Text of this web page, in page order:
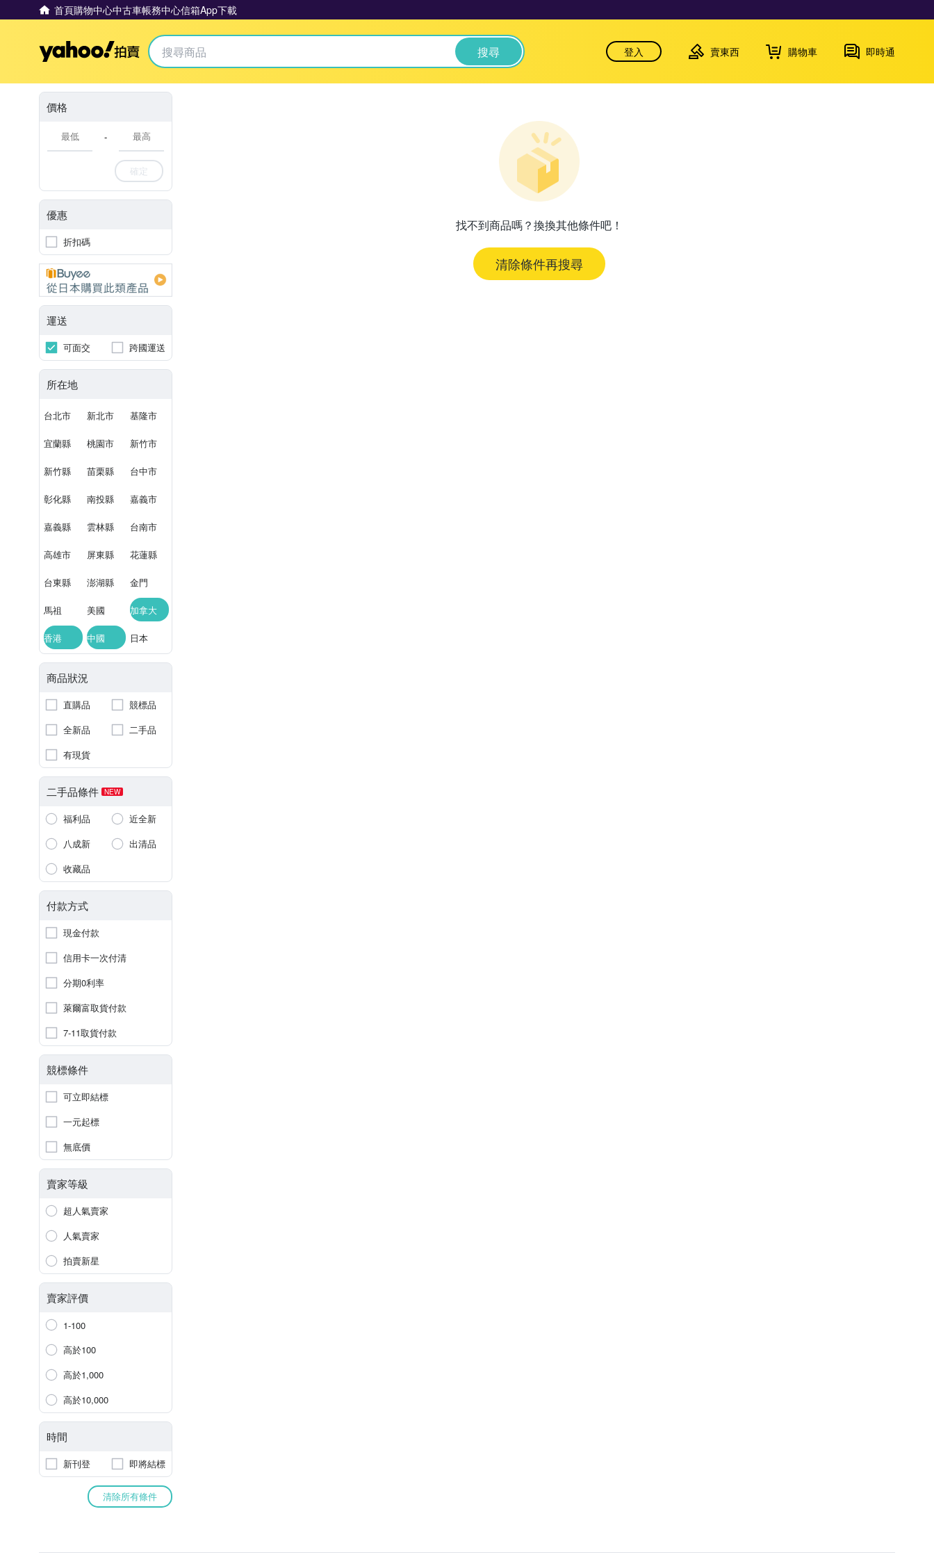
首頁購物中心中古車帳務中心信箱App下載
Yahoo拍賣 搜尋 登入 賣東西 購物車 即時通
價格
-
確定
優惠
折扣碼
運送
可面交 跨國運送
所在地
台北市 新北市 基隆市
宜蘭縣 桃園市 新竹市
新竹縣 苗栗縣 台中市
彰化縣 南投縣 嘉義市
嘉義縣 雲林縣 台南市
高雄市 屏東縣 花蓮縣
台東縣 澎湖縣 金門
馬祖 美國 加拿大
香港 中國 日本
商品狀況
直購品
競標品
全新品
二手品
有現貨
二手品條件 NEW
福利品
近全新
八成新
出清品
收藏品
付款方式
現金付款
信用卡一次付清
分期0利率
萊爾富取貨付款
7-11取貨付款
競標條件
可立即結標
一元起標
無底價
賣家等級
超人氣賣家
人氣賣家
拍賣新星
賣家評價
1-100
高於100
高於1,000
高於10,000
時間
新刊登 即將結標
清除所有條件
找不到商品嗎？換換其他條件吧！
清除條件再搜尋